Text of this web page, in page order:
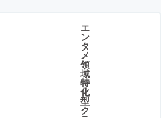
エ
ン
タ
メ
領
域
特
化
型
ク